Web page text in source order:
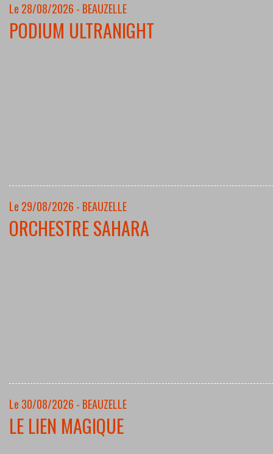
Le 28/08/2026 - BEAUZELLE
PODIUM ULTRANIGHT
Le 29/08/2026 - BEAUZELLE
ORCHESTRE SAHARA
Le 30/08/2026 - BEAUZELLE
LE LIEN MAGIQUE